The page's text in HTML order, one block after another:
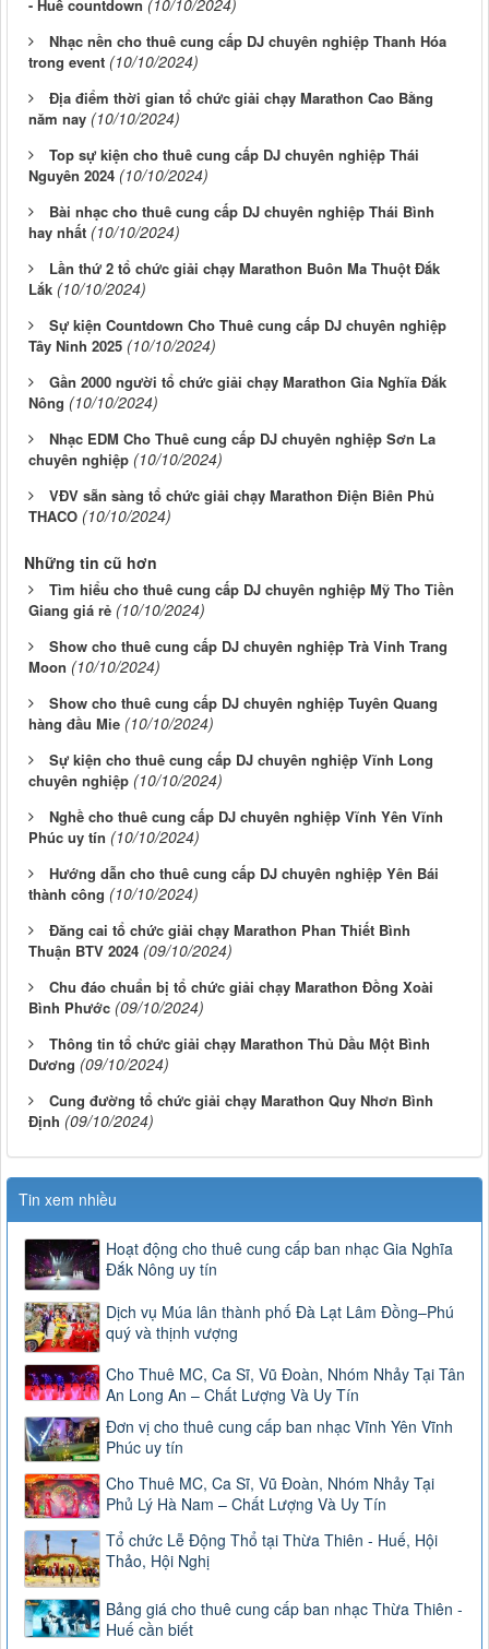
- Huế countdown (10/10/2024)
Nhạc nền cho thuê cung cấp DJ chuyên nghiệp Thanh Hóa
trong event (10/10/2024)
Địa điểm thời gian tổ chức giải chạy Marathon Cao Bằng
năm nay (10/10/2024)
Top sự kiện cho thuê cung cấp DJ chuyên nghiệp Thái
Nguyên 2024 (10/10/2024)
Bài nhạc cho thuê cung cấp DJ chuyên nghiệp Thái Bình
hay nhất (10/10/2024)
Lần thứ 2 tổ chức giải chạy Marathon Buôn Ma Thuột Đắk
Lắk (10/10/2024)
Sự kiện Countdown Cho Thuê cung cấp DJ chuyên nghiệp
Tây Ninh 2025 (10/10/2024)
Gần 2000 người tổ chức giải chạy Marathon Gia Nghĩa Đắk
Nông (10/10/2024)
Nhạc EDM Cho Thuê cung cấp DJ chuyên nghiệp Sơn La
chuyên nghiệp (10/10/2024)
VĐV sẵn sàng tổ chức giải chạy Marathon Điện Biên Phủ
THACO (10/10/2024)
Những tin cũ hơn
Tìm hiểu cho thuê cung cấp DJ chuyên nghiệp Mỹ Tho Tiền
Giang giá rẻ (10/10/2024)
Show cho thuê cung cấp DJ chuyên nghiệp Trà Vinh Trang
Moon (10/10/2024)
Show cho thuê cung cấp DJ chuyên nghiệp Tuyên Quang
hàng đầu Mie (10/10/2024)
Sự kiện cho thuê cung cấp DJ chuyên nghiệp Vĩnh Long
chuyên nghiệp (10/10/2024)
Nghề cho thuê cung cấp DJ chuyên nghiệp Vĩnh Yên Vĩnh
Phúc uy tín (10/10/2024)
Hướng dẫn cho thuê cung cấp DJ chuyên nghiệp Yên Bái
thành công (10/10/2024)
Đăng cai tổ chức giải chạy Marathon Phan Thiết Bình
Thuận BTV 2024 (09/10/2024)
Chu đáo chuẩn bị tổ chức giải chạy Marathon Đồng Xoài
Bình Phước (09/10/2024)
Thông tin tổ chức giải chạy Marathon Thủ Dầu Một Bình
Dương (09/10/2024)
Cung đường tổ chức giải chạy Marathon Quy Nhơn Bình
Định (09/10/2024)
Tin xem nhiều
Hoạt động cho thuê cung cấp ban nhạc Gia Nghĩa
Đắk Nông uy tín
Dịch vụ Múa lân thành phố Đà Lạt Lâm Đồng–Phú
quý và thịnh vượng
Cho Thuê MC, Ca Sĩ, Vũ Đoàn, Nhóm Nhảy Tại Tân
An Long An – Chất Lượng Và Uy Tín
Đơn vị cho thuê cung cấp ban nhạc Vĩnh Yên Vĩnh
Phúc uy tín
Cho Thuê MC, Ca Sĩ, Vũ Đoàn, Nhóm Nhảy Tại
Phủ Lý Hà Nam – Chất Lượng Và Uy Tín
Tổ chức Lễ Động Thổ tại Thừa Thiên - Huế, Hội
Thảo, Hội Nghị
Bảng giá cho thuê cung cấp ban nhạc Thừa Thiên -
Huế cần biết